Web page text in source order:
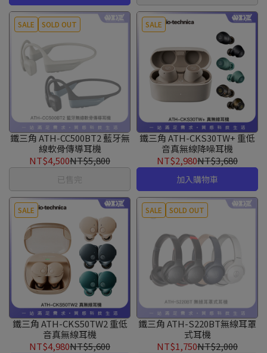
SALE SOLD OUT
鐵三角 ATH-CC500BT2 藍牙無
線軟骨傳導耳機
NT$4,500NT$5,800
已售完
SALE
鐵三角 ATH-CKS30TW+ 重低
音真無線降噪耳機
NT$2,980NT$3,680
加入購物車
SALE
鐵三角 ATH-CKS50TW2 重低
音真無線耳機
NT$4,980NT$5,600
SALE SOLD OUT
鐵三角 ATH-S220BT無線耳罩
式耳機
NT$1,750NT$2,000